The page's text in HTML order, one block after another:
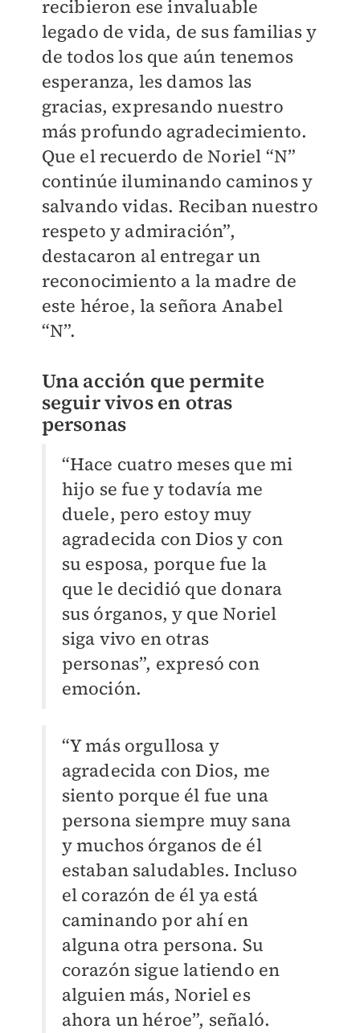
recibieron ese invaluable
legado de vida, de sus familias y
de todos los que aún tenemos
esperanza, les damos las
gracias, expresando nuestro
más profundo agradecimiento.
Que el recuerdo de Noriel “N”
continúe iluminando caminos y
salvando vidas. Reciban nuestro
respeto y admiración”,
destacaron al entregar un
reconocimiento a la madre de
este héroe, la señora Anabel
“N”.
Una acción que permite
seguir vivos en otras
personas
“Hace cuatro meses que mi
hijo se fue y todavía me
duele, pero estoy muy
agradecida con Dios y con
su esposa, porque fue la
que le decidió que donara
sus órganos, y que Noriel
siga vivo en otras
personas”, expresó con
emoción.
“Y más orgullosa y
agradecida con Dios, me
siento porque él fue una
persona siempre muy sana
y muchos órganos de él
estaban saludables. Incluso
el corazón de él ya está
caminando por ahí en
alguna otra persona. Su
corazón sigue latiendo en
alguien más, Noriel es
ahora un héroe”, señaló.